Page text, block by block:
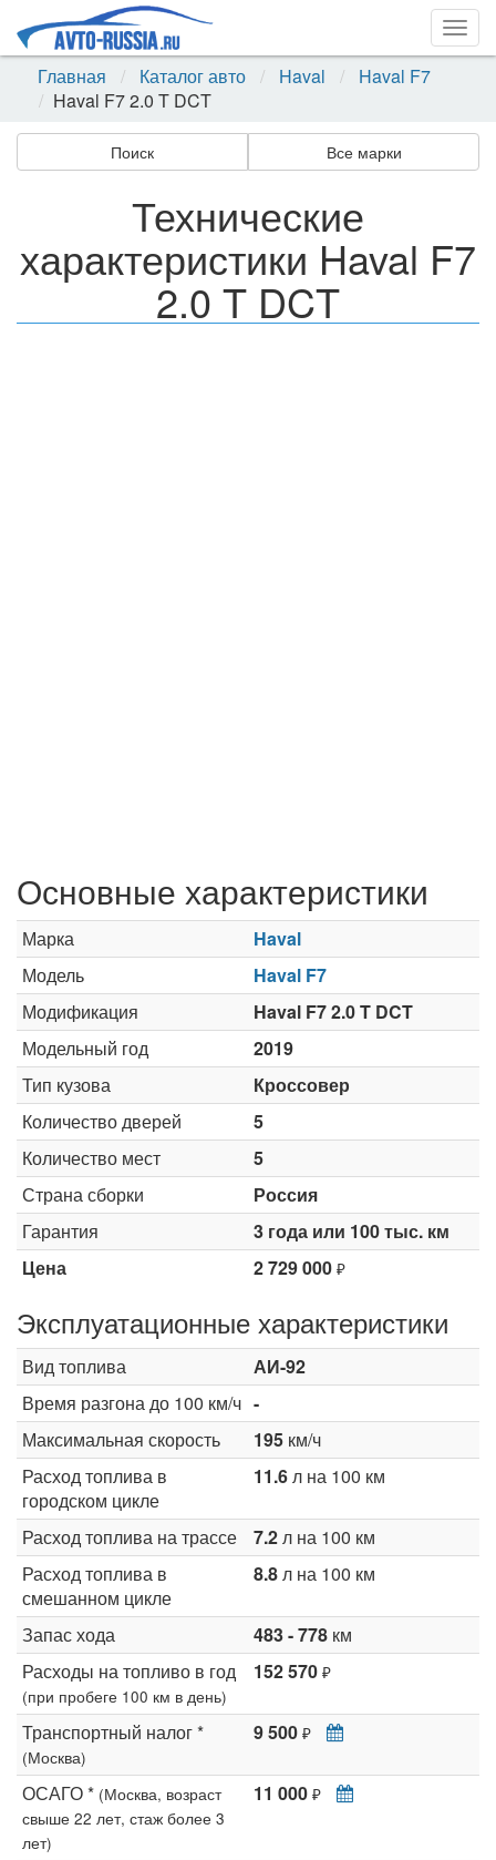
Главная
Каталог авто Haval
Haval F7
Haval F7 2.0 T DCT
Поиск Все марки
Технические
характеристики Haval F7
2.0 T DCT
Основные характеристики
Марка
Haval
Модель
Haval F7
Модификация
Haval F7 2.0 T DCT
Модельный год
2019
Тип кузова
Кроссовер
Количество дверей
5
Количество мест
5
Страна сборки
Россия
Гарантия
3 года или 100 тыс. км
Цена
2 729 000 ₽
Эксплуатационные характеристики
Вид топлива
АИ-92
Время разгона до 100 км/ч -
Максимальная скорость
195 км/ч
Расход топлива в
городском цикле
11.6л на 100 км
Расход топлива на трассе 7.2л на 100 км
Расход топлива в
смешанном цикле
8.8л на 100 км
Запас хода 483 - 778 км
Расходы на топливо в год
(при пробеге 100 км в день)
152 570 ₽
Транспортный налог *
(Москва)
9 500 ₽
ОСАГО * (Москва, возраст
свыше 22 лет, стаж более 3
лет)
11 000 ₽